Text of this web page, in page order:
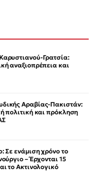
Γρατσία:
αναξιοπρέπεια και
Αραβίας-Πακιστάν:
πολιτική και πρόκληση
Σε ενάμιση χρόνο το
– Έρχονται 15
το Ακτινολογικό